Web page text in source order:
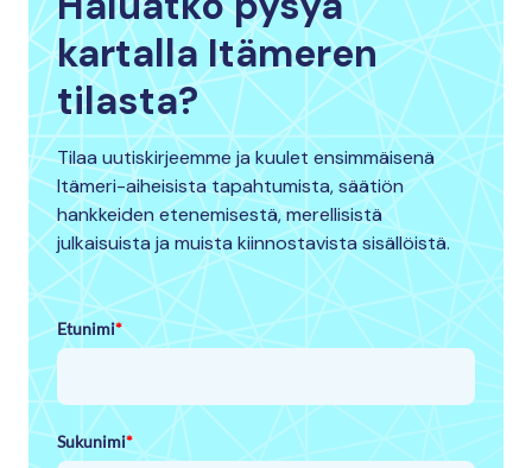
kartalla Itämeren
tilasta?
Tilaa uutiskirjeemme ja kuulet ensimmäisenä
Itämeri-aiheisista tapahtumista, säätiön
hankkeiden etenemisestä, merellisistä
julkaisuista ja muista kiinnostavista sisällöistä.
Etunimi*
Sukunimi*